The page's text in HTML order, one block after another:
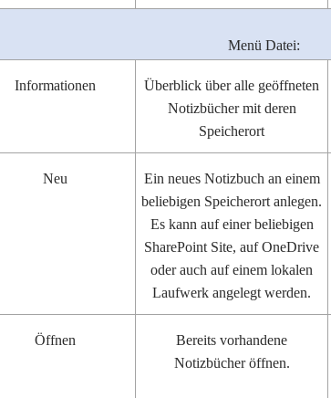
Menü Datei:
Informationen
Überblick über alle geöffneten
Notizbücher mit deren
Speicherort
Neu
Ein neues Notizbuch an einem
beliebigen Speicherort anlegen.
Es kann auf einer beliebigen
SharePoint Site, auf OneDrive
oder auch auf einem lokalen
Laufwerk angelegt werden.
Öffnen
Bereits vorhandene
Notizbücher öffnen.